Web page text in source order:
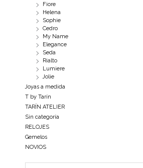
Fiore
Helena
Sophie
Cedro
My Name
Elegance
Seda
Rialto
Lumiere
Jolie
Joyas a medida
T by Tarín
TARÍN ATELIER
Sin categoría
RELOJES
Gemelos
NOVIOS